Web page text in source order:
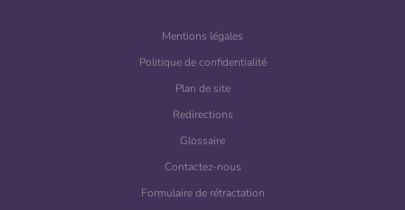
Mentions légales
Politique de confidentialité
Plan de site
Redirections
Glossaire
Contactez-nous
Formulaire de rétractation